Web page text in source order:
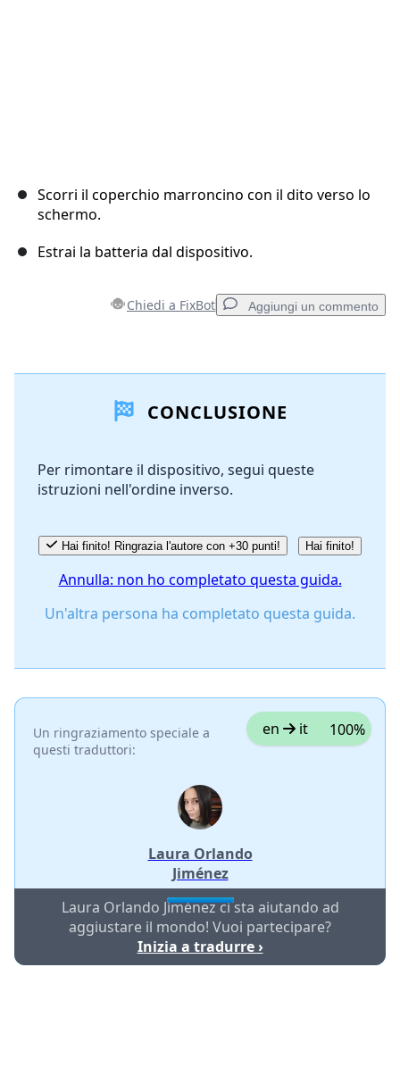
Scorri il coperchio marroncino con il dito verso lo
schermo.
Estrai la batteria dal dispositivo.
Chiedi a FixBot Aggiungi un commento
Aggiungi Commento
Annulla
CONCLUSIONE
Per rimontare il dispositivo, segui queste
istruzioni nell'ordine inverso.
Hai finito! Ringrazia l'autore con +30 punti! Hai finito!
Annulla: non ho completato questa guida.
Un'altra persona ha completato questa guida.
Un ringraziamento speciale a
questi traduttori:
en it 100%
Laura Orlando
Jiménez
Laura Orlando Jiménez ci sta aiutando ad
aggiustare il mondo! Vuoi partecipare?
Inizia a tradurre ›